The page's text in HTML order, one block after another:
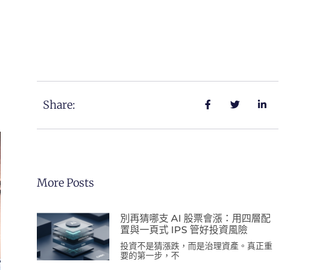
Share:
More Posts
別再猜哪支 AI 股票會漲：用四層配
置與一頁式 IPS 管好投資風險
投資不是猜漲跌，而是治理資產。真正重
要的第一步，不